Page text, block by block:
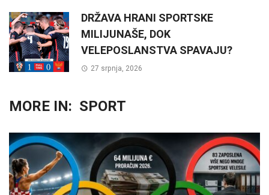
DRŽAVA HRANI SPORTSKE
MILIJUNAŠE, DOK
VELEPOSLANSTVA SPAVAJU?
27 srpnja, 2026
MORE IN: SPORT